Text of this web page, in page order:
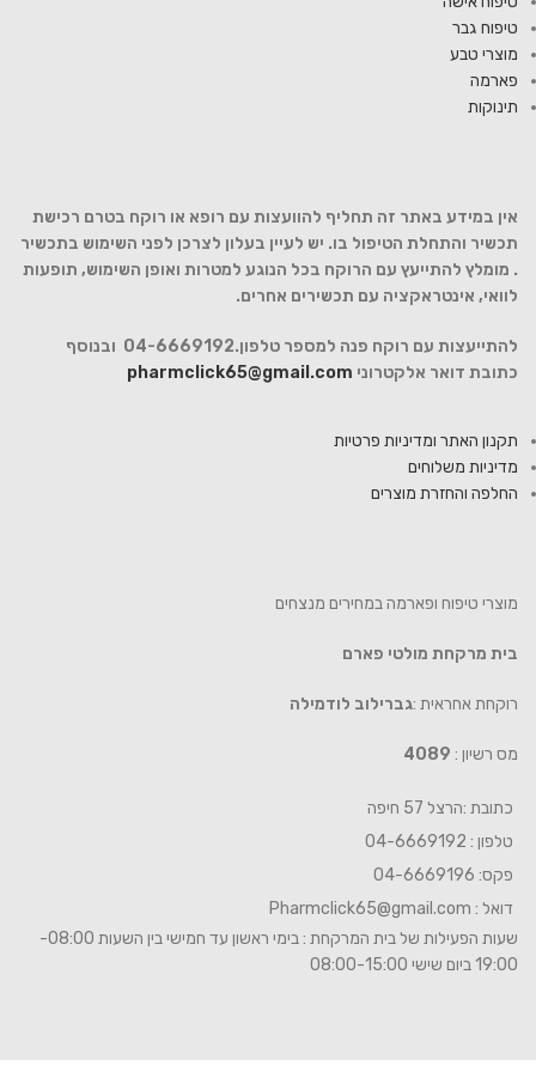
טיפוח גבר
מוצרי טבע
פארמה
תינוקות
אין במידע באתר זה תחליף להוועצות עם רופא או רוקח בטרם רכישת
תכשיר והתחלת הטיפול בו. יש לעיין בעלון לצרכן לפני השימוש בתכשיר
. מומלץ להתייעץ עם הרוקח בכל הנוגע למטרות ואופן השימוש, תופעות
לוואי, אינטראקציה עם תכשירים אחרים.
להתייעצות עם רוקח פנה למספר טלפון.04-6669192 ובנוסף
כתובת דואר אלקטרוני pharmclick65@gmail.com
תקנון האתר ומדיניות פרטיות
מדיניות משלוחים
החלפה והחזרת מוצרים
מוצרי טיפוח ופארמה במחירים מנצחים
בית מרקחת מולטי פארם
רוקחת אחראית :גברילוב לודמילה
מס רשיון : 4089
כתובת :הרצל 57 חיפה
טלפון : 04-6669192
פקס: 04-6669196
דואל : Pharmclick65@gmail.com
שעות הפעילות של בית המרקחת : בימי ראשון עד חמישי בין השעות 08:00-
19:00 ביום שישי 08:00-15:00